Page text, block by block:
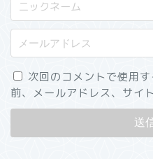
次回のコメントで使用
前、メールアドレス、サイ